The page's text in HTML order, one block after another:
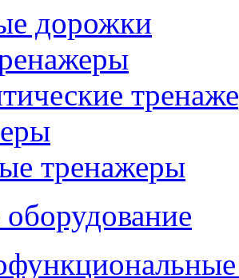
дорожки
тренажеры